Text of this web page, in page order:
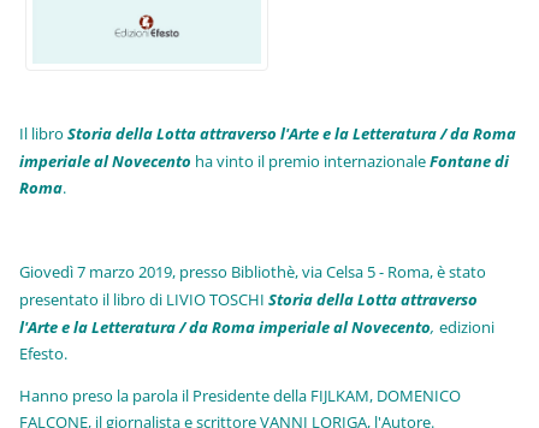
Il libroStoria della Lotta attraverso l'Arte e la Letteratura / da Roma
imperiale al Novecento ha vinto il premio internazionaleFontane di
Roma.
Giovedì 7 marzo 2019, presso Bibliothè, via Celsa 5 - Roma, è stato
presentato il libro di LIVIO TOSCHIStoria della Lotta attraverso
l'Arte e la Letteratura / da Roma imperiale al Novecento, edizioni
Efesto.
Hanno preso la parola il Presidente della FIJLKAM, DOMENICO
FALCONE, il giornalista e scrittore VANNI LORIGA, l'Autore.